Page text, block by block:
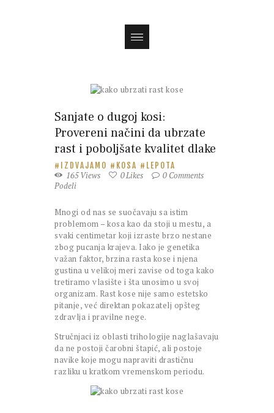
Sanjate o dugoj kosi:
Provereni načini da ubrzate
rast i poboljšate kvalitet dlake
IZDVAJAMO KOSA LEPOTA
165Views 0Likes 0 Comments
Podeli
Mnogi od nas se suočavaju sa istim
problemom – kosa kao da stoji u mestu, a
svaki centimetar koji izraste brzo nestane
zbog pucanja krajeva. Iako je genetika
važan faktor, brzina rasta kose i njena
gustina u velikoj meri zavise od toga kako
tretiramo vlasište i šta unosimo u svoj
organizam. Rast kose nije samo estetsko
pitanje, već direktan pokazatelj opšteg
zdravlja i pravilne nege.
Stručnjaci iz oblasti trihologije naglašavaju
da ne postoji čarobni štapić, ali postoje
navike koje mogu napraviti drastičnu
razliku u kratkom vremenskom periodu.